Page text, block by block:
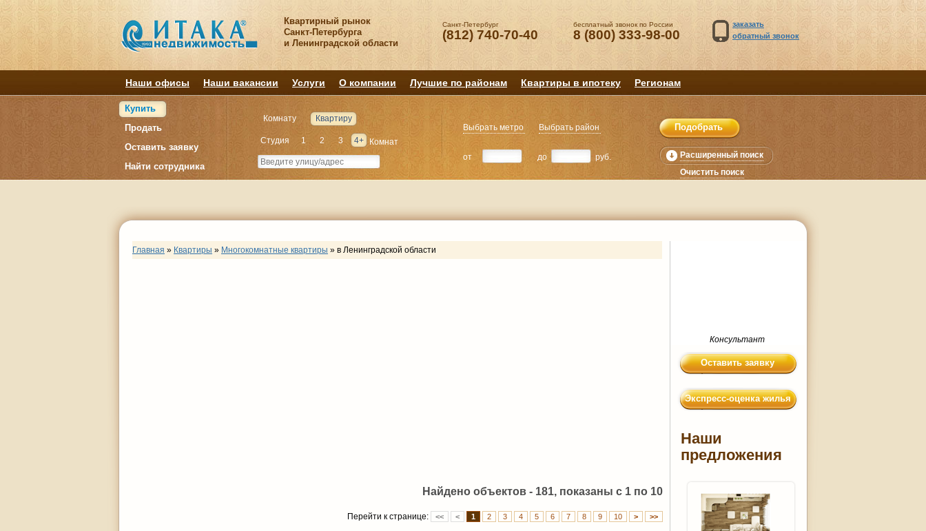
Квартирный рынок
Санкт-Петербурга
и Ленинградской области
Санкт-Петербург
(812) 740-70-40
бесплатный звонок по России
8 (800) 333-98-00
заказать
обратный звонок
Наши офисы Наши вакансии Услуги О компании Лучшие по районам Квартиры в ипотеку Регионам
Купить
Продать
Оставить заявку
Найти сотрудника
Комнату Квартиру
Студия 1 2 3 4+ Комнат
Выбрать метро Выбрать район
от до руб.
Расширенный поиск
Очистить поиск
Главная » Квартиры » Многокомнатные квартиры » в Ленинградской области
Найдено объектов - 181, показаны с 1 по 10
Перейти к странице: << < 1 2 3 4 5 6 7 8 9 10 > >>
Консультант
Оставить заявку
Экспресс-оценка жилья
Наши
предложения